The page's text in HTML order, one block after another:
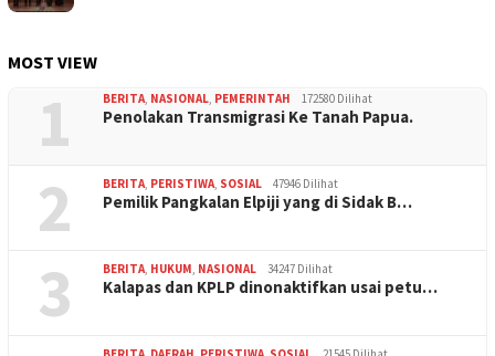
MOST VIEW
1 BERITA, NASIONAL, PEMERINTAH 172580 Dilihat
Penolakan Transmigrasi Ke Tanah Papua.
2 BERITA, PERISTIWA, SOSIAL 47946 Dilihat
Pemilik Pangkalan Elpiji yang di Sidak B…
3 BERITA, HUKUM, NASIONAL 34247 Dilihat
Kalapas dan KPLP dinonaktifkan usai petu…